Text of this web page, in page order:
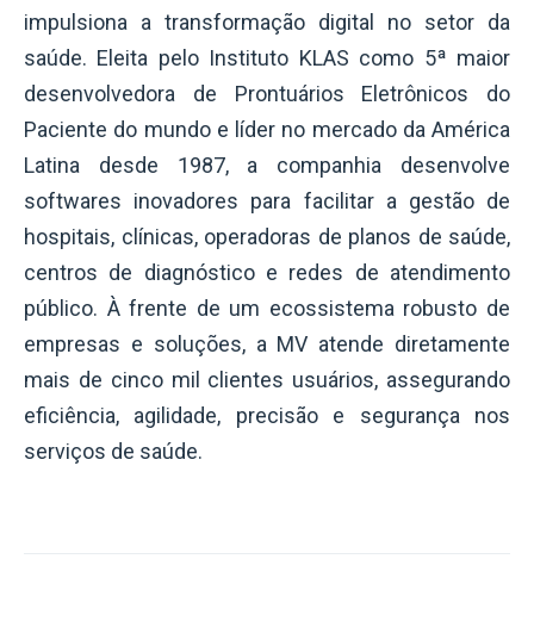
impulsiona a transformação digital no setor da
saúde. Eleita pelo Instituto KLAS como 5ª maior
desenvolvedora de Prontuários Eletrônicos do
Paciente do mundo e líder no mercado da América
Latina desde 1987, a companhia desenvolve
softwares inovadores para facilitar a gestão de
hospitais, clínicas, operadoras de planos de saúde,
centros de diagnóstico e redes de atendimento
público. À frente de um ecossistema robusto de
empresas e soluções, a MV atende diretamente
mais de cinco mil clientes usuários, assegurando
eficiência, agilidade, precisão e segurança nos
serviços de saúde.